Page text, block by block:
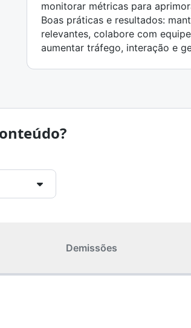
monitorar métricas para
Boas práticas e resultados:
relevantes, colabore com
aumentar tráfego, interação e
Demissões